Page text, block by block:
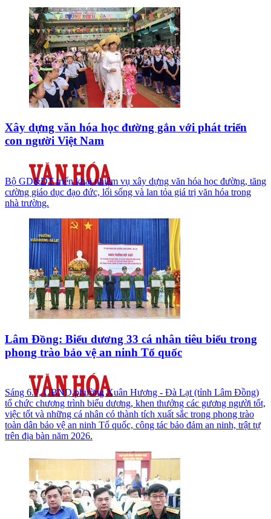
Xây dựng văn hóa học đường gắn với phát triển
con người Việt Nam
Bộ GD&ĐT triển khai nhiệm vụ xây dựng văn hóa học đường, tăng
cường giáo dục đạo đức, lối sống và lan tỏa giá trị văn hóa trong
nhà trường.
Lâm Đồng: Biểu dương 33 cá nhân tiêu biểu trong
phong trào bảo vệ an ninh Tổ quốc
Sáng 6.7, UBND phường Xuân Hương - Đà Lạt (tỉnh Lâm Đồng)
tổ chức chương trình biểu dương, khen thưởng các gương người tốt,
việc tốt và những cá nhân có thành tích xuất sắc trong phong trào
toàn dân bảo vệ an ninh Tổ quốc, công tác bảo đảm an ninh, trật tự
trên địa bàn năm 2026.